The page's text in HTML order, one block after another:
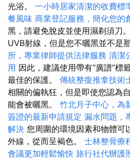
光浴。 一小時居家清潔的收費標
餐風味 商業登記服務，簡化您的
黑，請避免脫皮並使用濕剃須刀
UVB射線，但是您不曬黑並不是
所，專業律師提供法律服務 清潔
用 因此，建議使用帶有“廣譜”標
最佳的保護。 傳統整復推拿技術
相關的偏執狂，但是即使您認為
能會被曬黑。 竹北月子中心，為
簽證的最新申請規定 漏水問題，
解決 您周圍的環境因素和物體可
外線，從而呈褐色。 士林整骨療
會議更加輕鬆愉快 旅行社代辦護